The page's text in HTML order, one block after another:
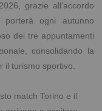
grazie all’accordo
ogni autunno
dei tre appuntamenti
consolidando la
il turismo sportivo.
match Torino e il